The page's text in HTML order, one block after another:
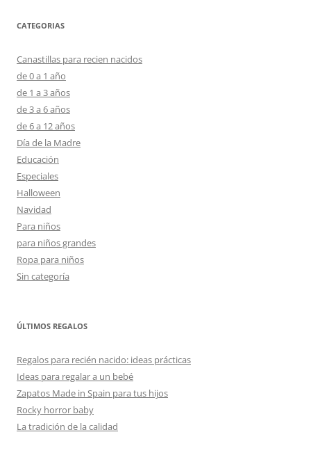
CATEGORIAS
Canastillas para recien nacidos
de 0 a 1 año
de 1 a 3 años
de 3 a 6 años
de 6 a 12 años
Día de la Madre
Educación
Especiales
Halloween
Navidad
Para niños
para niños grandes
Ropa para niños
Sin categoría
ÚLTIMOS REGALOS
Regalos para recién nacido: ideas prácticas
Ideas para regalar a un bebé
Zapatos Made in Spain para tus hijos
Rocky horror baby
La tradición de la calidad